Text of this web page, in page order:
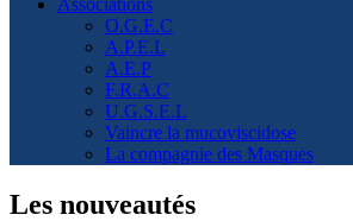
Associations
O.G.E.C
A.P.E.L
A.E.P
F.R.A.C
U.G.S.E.L
Vaincre la mucoviscidose
La compagnie des Masques
Les nouveautés